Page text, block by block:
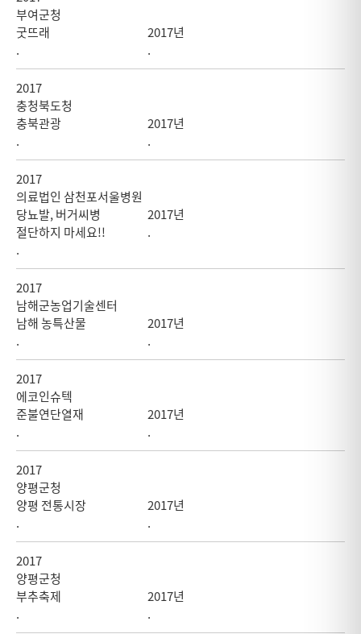
부여군청
굿뜨래
2017년
.
.
2017
충청북도청
충북관광
2017년
.
.
2017
의료법인 삼천포서울병원
당뇨발, 버거씨병
절단하지 마세요!!
2017년
.
.
2017
남해군농업기술센터
남해 농특산물
2017년
.
.
2017
에코인슈텍
준불연단열재
2017년
.
.
2017
양평군청
양평 전통시장
2017년
.
.
2017
양평군청
부추축제
2017년
.
.